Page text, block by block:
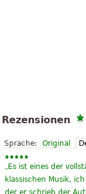
Rezensionen
Sprache: Original
„Es ist eines der
klassischen Musik,